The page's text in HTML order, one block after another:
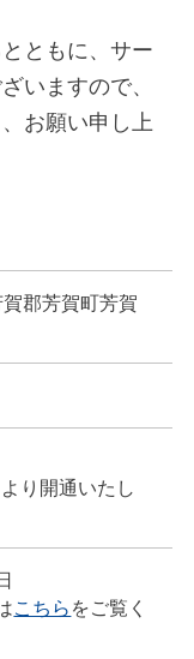
ともに、サー
いますので、
お願い申し上
郡芳賀町芳賀
り開通いたし
こちら をご覧く